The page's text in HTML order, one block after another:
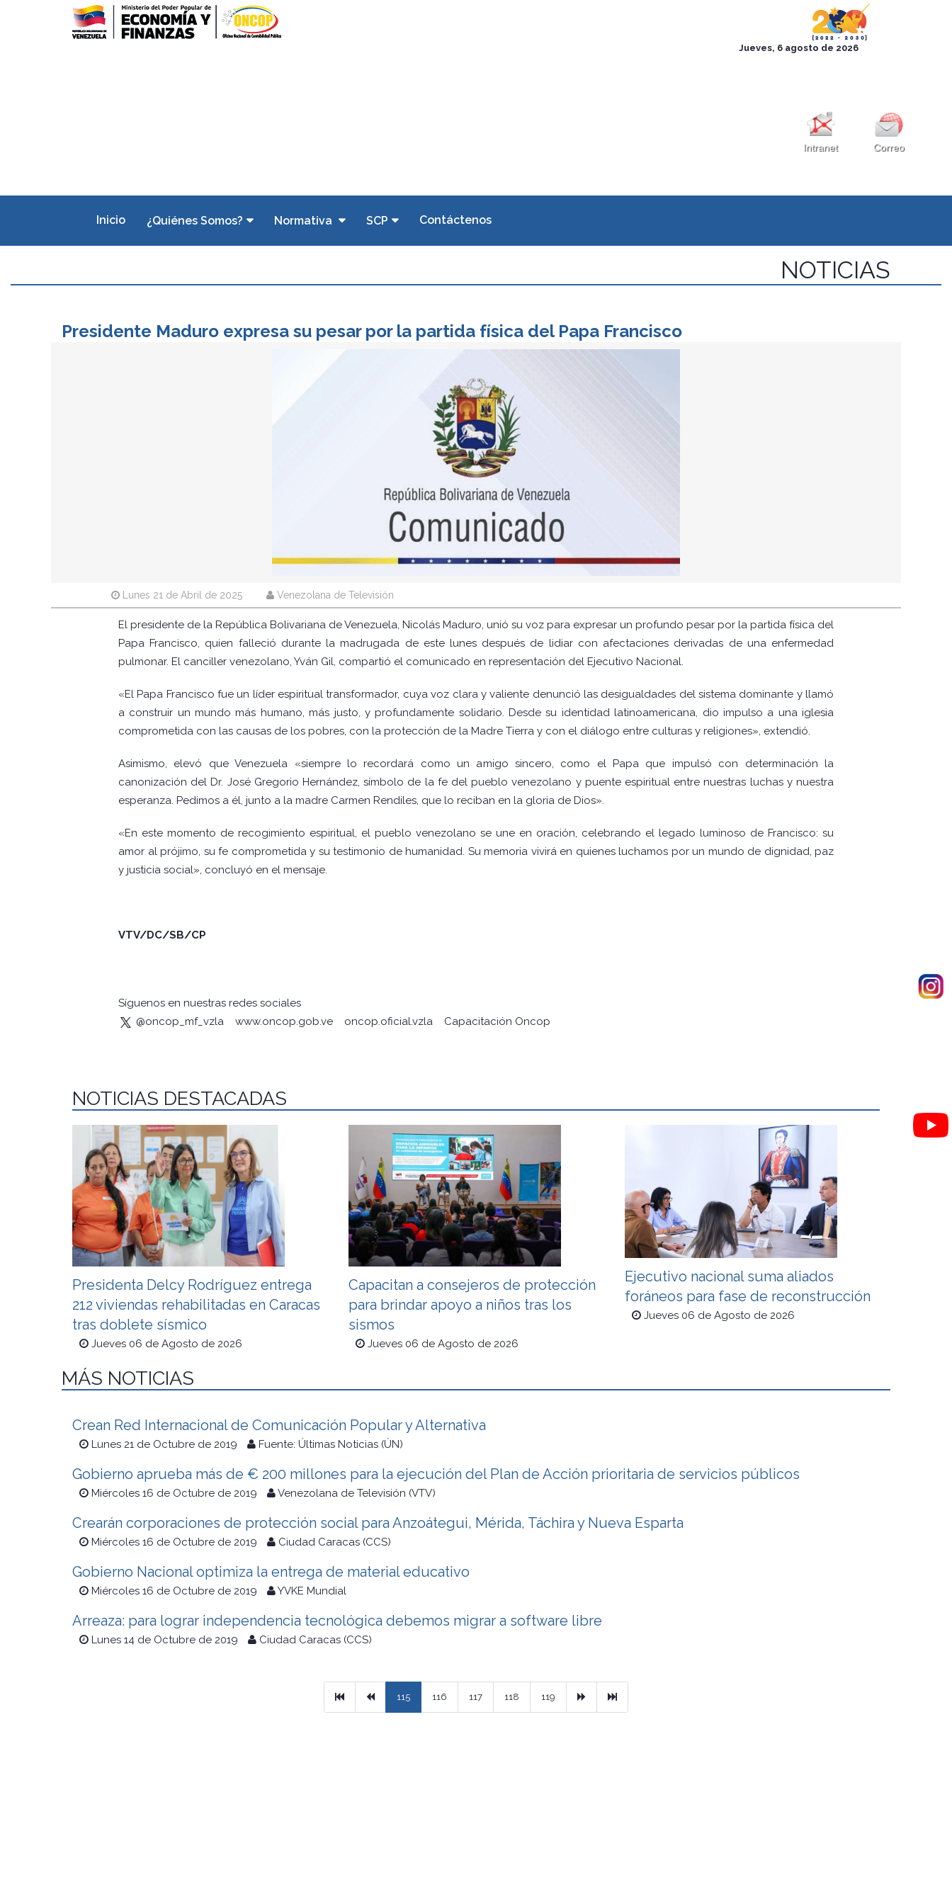
Correo
Intranet
Inicio ¿Quiénes Somos? Normativa SCP Contáctenos
NOTICIAS
Presidente Maduro expresa su pesar por la partida física del Papa Francisco
Lunes 21 de Abril de 2025 Venezolana de Televisión
El presidente de la República Bolivariana de Venezuela, Nicolás Maduro, unió su voz para expresar un profundo pesar por la partida física del
Papa Francisco, quien falleció durante la madrugada de este lunes después de lidiar con afectaciones derivadas de una enfermedad
pulmonar. El canciller venezolano, Yván Gil, compartió el comunicado en representación del Ejecutivo Nacional.
«El Papa Francisco fue un líder espiritual transformador, cuya voz clara y valiente denunció las desigualdades del sistema dominante y llamó
a construir un mundo más humano, más justo, y profundamente solidario. Desde su identidad latinoamericana, dio impulso a una iglesia
comprometida con las causas de los pobres, con la protección de la Madre Tierra y con el diálogo entre culturas y religiones», extendió.
Asimismo, elevó que Venezuela «siempre lo recordará como un amigo sincero, como el Papa que impulsó con determinación la
canonización del Dr. José Gregorio Hernández, símbolo de la fe del pueblo venezolano y puente espiritual entre nuestras luchas y nuestra
esperanza. Pedimos a él, junto a la madre Carmen Rendiles, que lo reciban en la gloria de Dios».
«En este momento de recogimiento espiritual, el pueblo venezolano se une en oración, celebrando el legado luminoso de Francisco: su
amor al prójimo, su fe comprometida y su testimonio de humanidad. Su memoria vivirá en quienes luchamos por un mundo de dignidad, paz
y justicia social», concluyó en el mensaje.
VTV/DC/SB/CP
Síguenos en nuestras redes sociales
@oncop_mf_vzla
www.oncop.gob.ve oncop.oficial.vzla Capacitación Oncop
NOTICIAS DESTACADAS
Presidenta Delcy Rodríguez entrega
212 viviendas rehabilitadas en Caracas
tras doblete sísmico
Jueves 06 de Agosto de 2026
Capacitan a consejeros de protección
para brindar apoyo a niños tras los
sismos
Jueves 06 de Agosto de 2026
Ejecutivo nacional suma aliados
foráneos para fase de reconstrucción
Jueves 06 de Agosto de 2026
MÁS NOTICIAS
Crean Red Internacional de Comunicación Popular y Alternativa
Lunes 21 de Octubre de 2019 Fuente: Últimas Noticias (ÚN)
Gobierno aprueba más de € 200 millones para la ejecución del Plan de Acción prioritaria de servicios públicos
Miércoles 16 de Octubre de 2019 Venezolana de Televisión (VTV)
Crearán corporaciones de protección social para Anzoátegui, Mérida, Táchira y Nueva Esparta
Miércoles 16 de Octubre de 2019 Ciudad Caracas (CCS)
Gobierno Nacional optimiza la entrega de material educativo
Miércoles 16 de Octubre de 2019 YVKE Mundial
Arreaza: para lograr independencia tecnológica debemos migrar a software libre
Lunes 14 de Octubre de 2019 Ciudad Caracas (CCS)
PrimeraPrevious
115 116 117 118 119 Ultimo